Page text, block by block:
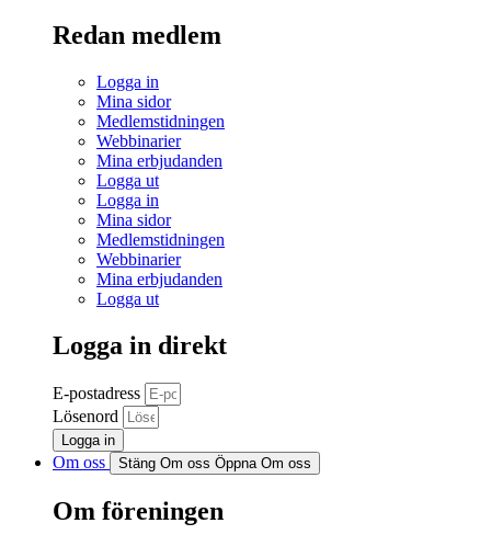
Redan medlem
Logga in
Mina sidor
Medlemstidningen
Webbinarier
Mina erbjudanden
Logga ut
Logga in
Mina sidor
Medlemstidningen
Webbinarier
Mina erbjudanden
Logga ut
Logga in direkt
E-postadress
Lösenord
Logga in
Om oss Stäng Om oss Öppna Om oss
Om föreningen